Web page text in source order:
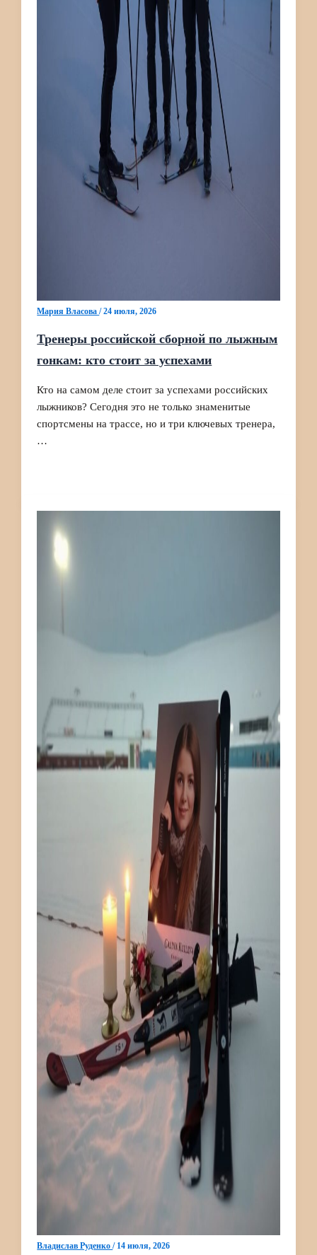
Мария Власова/24 июля, 2026
Тренеры российской сборной по лыжным
гонкам: кто стоит за успехами
Кто на самом деле стоит за успехами российских
лыжников? Сегодня это не только знаменитые
спортсмены на трассе, но и три ключевых тренера,
…
Владислав Руденко/ 14 июля, 2026